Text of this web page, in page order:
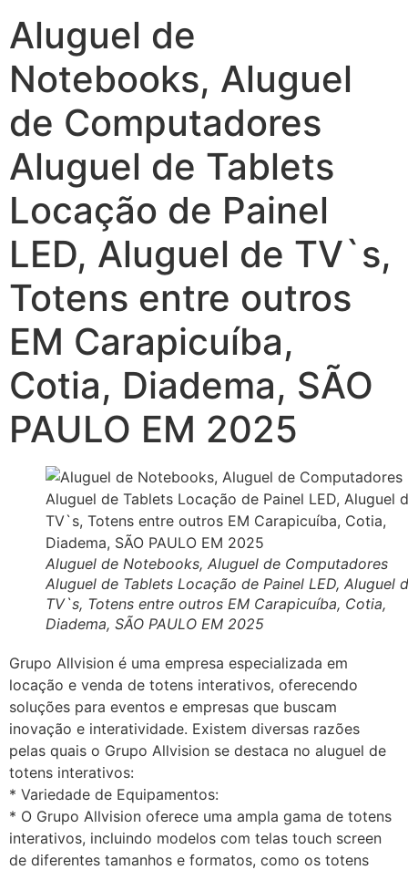
Aluguel de
Notebooks, Aluguel
de Computadores
Aluguel de Tablets
Locação de Painel
LED, Aluguel de TV`s,
Totens entre outros
EM Carapicuíba,
Cotia, Diadema, SÃO
PAULO EM 2025
Aluguel de Notebooks, Aluguel de Computadores
Aluguel de Tablets Locação de Painel LED, Aluguel
TV`s, Totens entre outros EM Carapicuíba, Cotia,
Diadema, SÃO PAULO EM 2025
Grupo Allvision é uma empresa especializada em
locação e venda de totens interativos, oferecendo
soluções para eventos e empresas que buscam
inovação e interatividade. Existem diversas razões
pelas quais o Grupo Allvision se destaca no aluguel de
totens interativos:
* Variedade de Equipamentos:
* O Grupo Allvision oferece uma ampla gama de totens
interativos, incluindo modelos com telas touch screen
de diferentes tamanhos e formatos, como os totens